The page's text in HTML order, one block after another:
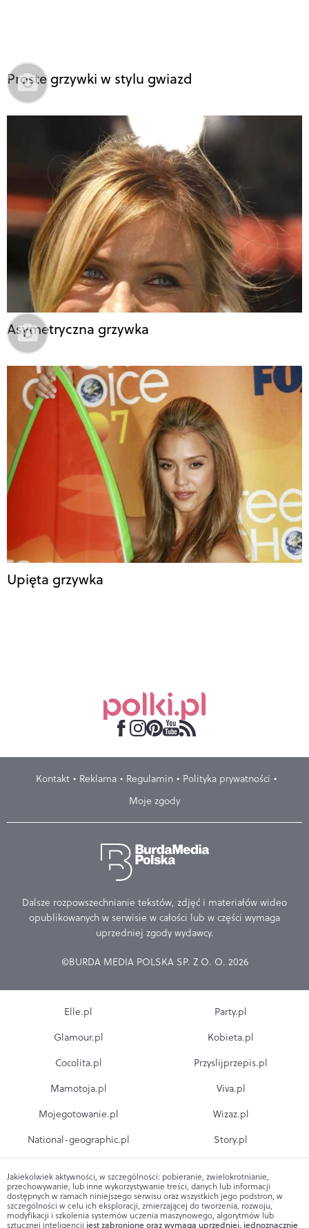
Proste grzywki w stylu gwiazd
Asymetryczna grzywka
Upięta grzywka
Kontakt Reklama Regulamin
Polityka prywatności
Moje zgody
Dalsze rozpowszechnianie tekstów, zdjęć i materiałów wideo
opublikowanych w serwisie w całości lub w części wymaga
uprzedniej zgody wydawcy.
©BURDA MEDIA POLSKA SP. Z O. O. 2026
Elle.pl
Glamour.pl
Cocolita.pl
Mamotoja.pl
Mojegotowanie.pl
National-geographic.pl
Party.pl
Kobieta.pl
Przyslijprzepis.pl
Viva.pl
Wizaz.pl
Story.pl
Jakiekolwiek aktywności, w szczególności: pobieranie, zwielokrotnianie,
przechowywanie, lub inne wykorzystywanie treści, danych lub informacji
dostępnych w ramach niniejszego serwisu oraz wszystkich jego podstron, w
szczególności w celu ich eksploracji, zmierzającej do tworzenia, rozwoju,
modyfikacji i szkolenia systemów uczenia maszynowego, algorytmów lub
sztucznej inteligencji jest zabronione oraz wymaga uprzedniej, jednoznacznie